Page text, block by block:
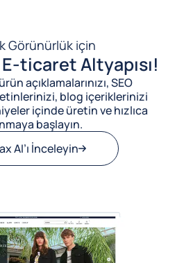
Görünürlük için
ticaret Altyapısı!
açıklamalarınızı, SEO
blog içeriklerinizi
içinde üretin ve hızlıca
başlayın.
AI’ı İnceleyin